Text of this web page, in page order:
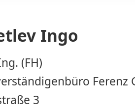
Ingo
(FH)
Ferenz
3